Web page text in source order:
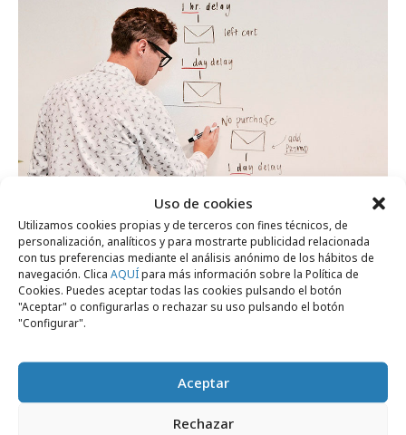
Uso de cookies
Utilizamos cookies propias y de terceros con fines técnicos, de
personalización, analíticos y para mostrarte publicidad relacionada
con tus preferencias mediante el análisis anónimo de los hábitos de
navegación. Clica AQUÍpara más información sobre la Política de
Cookies. Puedes aceptar todas las cookies pulsando el botón
"Aceptar" o configurarlas o rechazar su uso pulsando el botón
"Configurar".
Aceptar
Rechazar
Por qué los profesionales del marketing
apuestan por la formación digital continua
Opinión